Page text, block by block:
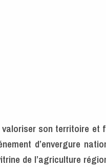
valoriser son territoire et
d’envergure
de l’agriculture